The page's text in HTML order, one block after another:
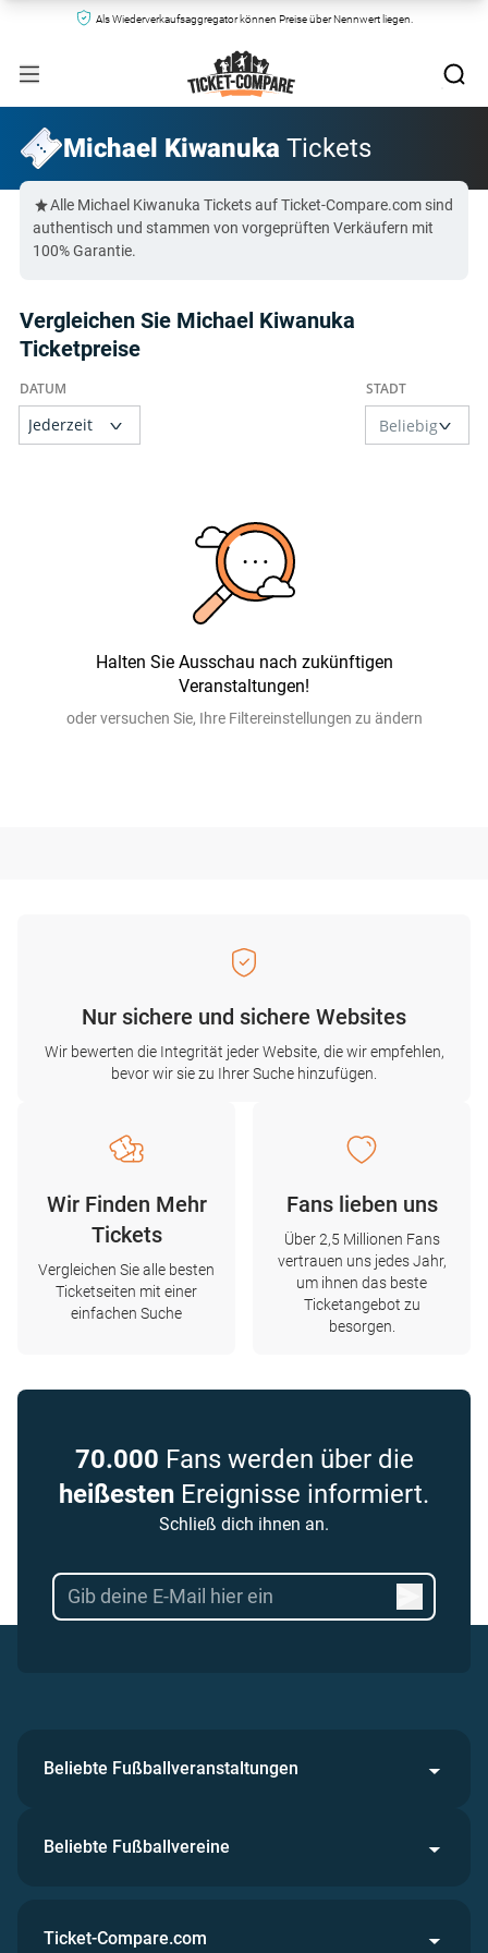
Als Wiederverkaufsaggregator können Preise über Nennwert liegen.
Michael Kiwanuka Tickets
Alle Michael Kiwanuka Tickets auf Ticket-Compare.com sind
authentisch und stammen von vorgeprüften Verkäufern mit
100% Garantie.
Vergleichen Sie Michael Kiwanuka
Ticketpreise
Halten Sie Ausschau nach zukünftigen
Veranstaltungen!
oder versuchen Sie, Ihre Filtereinstellungen zu ändern
Nur sichere und sichere Websites
Wir bewerten die Integrität jeder Website, die wir empfehlen,
bevor wir sie zu Ihrer Suche hinzufügen.
Wir Finden Mehr
Tickets
Vergleichen Sie alle besten
Ticketseiten mit einer
einfachen Suche
Fans lieben uns
Über 2,5 Millionen Fans
vertrauen uns jedes Jahr,
um ihnen das beste
Ticketangebot zu
besorgen.
70.000 Fans werden über die
heißesten Ereignisse informiert.
Schließ dich ihnen an.
Beliebte Fußballveranstaltungen
Beliebte Fußballvereine
Ticket-Compare.com